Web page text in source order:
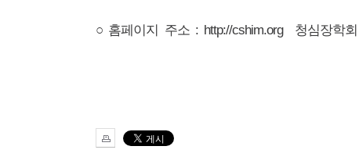
○ 홈페이지 주소 : http://cshim.org 청심장학회